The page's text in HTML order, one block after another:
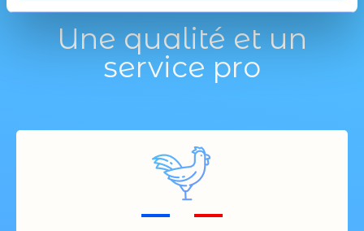
Une qualité et un
service pro